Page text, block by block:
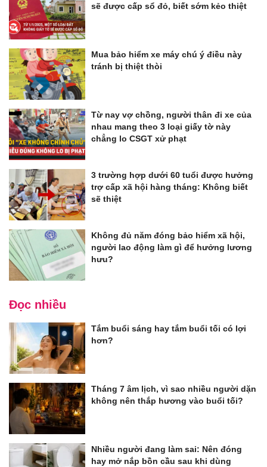
sẽ được cấp sổ đỏ, biết sớm kẻo thiệt
Mua bảo hiểm xe máy chú ý điều này
tránh bị thiệt thòi
Từ nay vợ chồng, người thân đi xe của
nhau mang theo 3 loại giấy tờ này
chẳng lo CSGT xử phạt
3 trường hợp dưới 60 tuổi được hưởng
trợ cấp xã hội hàng tháng: Không biết
sẽ thiệt
Không đủ năm đóng bảo hiểm xã hội,
người lao động làm gì để hưởng lương
hưu?
Đọc nhiều
Tắm buổi sáng hay tắm buổi tối có lợi
hơn?
Tháng 7 âm lịch, vì sao nhiều người dặn
không nên thắp hương vào buổi tối?
Nhiều người đang làm sai: Nên đóng
hay mở nắp bồn cầu sau khi dùng